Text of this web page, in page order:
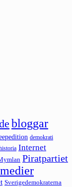
bloggar
demokrati
Internet
Piratpartiet
Sverigedemokraterna